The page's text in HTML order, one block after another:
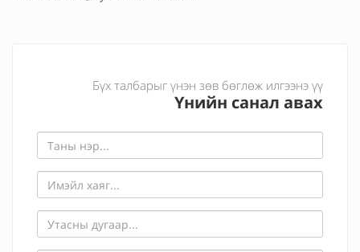
Бүх талбарыг үнэн зөв бөглөж илгээнэ үү
Үнийн санал авах